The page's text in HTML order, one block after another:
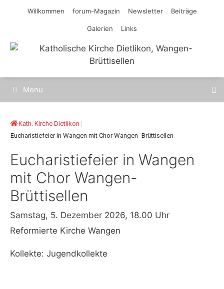
Willkommen forum-Magazin Newsletter Beiträge
Galerien Links
Menu
Kath. Kirche Dietlikon |
Eucharistiefeier in Wangen mit Chor Wangen- Brüttisellen
Eucharistiefeier in Wangen
mit Chor Wangen-
Brüttisellen
Samstag, 5. Dezember 2026, 18.00 Uhr
Reformierte Kirche Wangen
Kollekte: Jugendkollekte